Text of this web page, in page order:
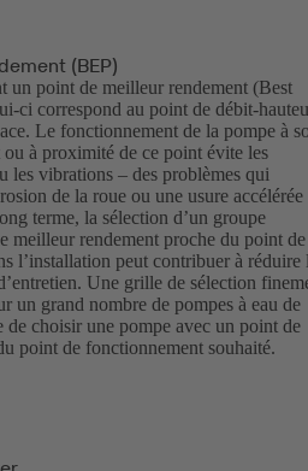
(BEP)
un point de meilleur rendement (Best
ci correspond au point de débit-
Le fonctionnement de la pompe à
à proximité de ce point évite les
les vibrations – des problèmes qui
de la roue ou une usure accélérée
terme, la sélection d’un groupe
meilleur rendement proche du point de
l’installation peut contribuer à réduire
Une grille de sélection
un grand nombre de pompes à eau de
de choisir une pompe avec un point de
point de fonctionnement souhaité.